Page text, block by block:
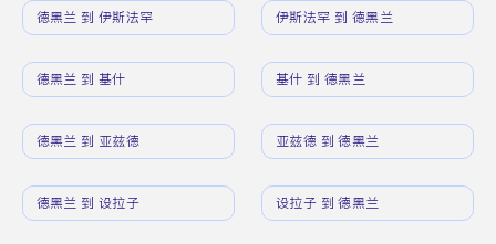
德黑兰 到 伊斯法罕 伊斯法罕 到 德黑兰
德黑兰 到 基什 基什 到 德黑兰
德黑兰 到 亚兹德 亚兹德 到 德黑兰
德黑兰 到 设拉子 设拉子 到 德黑兰